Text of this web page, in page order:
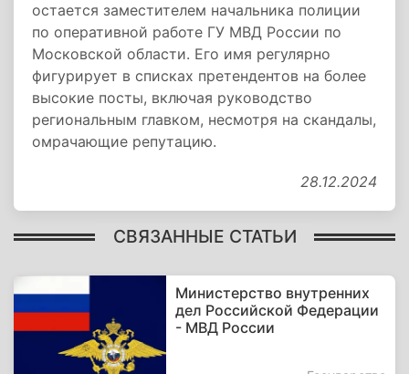
остается заместителем начальника полиции
по оперативной работе ГУ МВД России по
Московской области. Его имя регулярно
фигурирует в списках претендентов на более
высокие посты, включая руководство
региональным главком, несмотря на скандалы,
омрачающие репутацию.
28.12.2024
СВЯЗАННЫЕ СТАТЬИ
Министерство внутренних
дел Российской Федерации
- МВД России